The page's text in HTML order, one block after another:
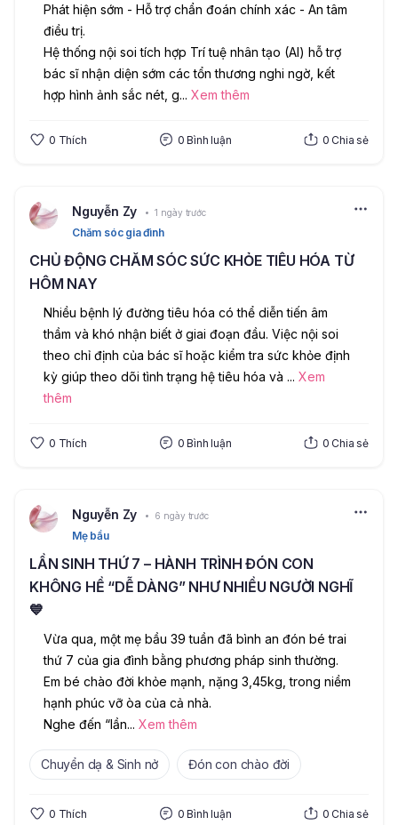
Phát hiện sớm - Hỗ trợ chẩn đoán chính xác - An tâm
điều trị.
Hệ thống nội soi tích hợp Trí tuệ nhân tạo (AI) hỗ trợ
bác sĩ nhận diện sớm các tổn thương nghi ngờ, kết
hợp hình ảnh sắc nét, g... Xem thêm
0 Thích 0 Bình luận 0 Chia sẻ
Nguyễn Zy 1 ngày trước
Chăm sóc gia đình
CHỦ ĐỘNG CHĂM SÓC SỨC KHỎE TIÊU HÓA TỪ
HÔM NAY
Nhiều bệnh lý đường tiêu hóa có thể diễn tiến âm
thầm và khó nhận biết ở giai đoạn đầu. Việc nội soi
theo chỉ định của bác sĩ hoặc kiểm tra sức khỏe định
kỳ giúp theo dõi tình trạng hệ tiêu hóa và ... Xem
thêm
0 Thích 0 Bình luận 0 Chia sẻ
Nguyễn Zy 6 ngày trước
Mẹ bầu
LẦN SINH THỨ 7 – HÀNH TRÌNH ĐÓN CON
KHÔNG HỀ “DỄ DÀNG” NHƯ NHIỀU NGƯỜI NGHĨ
💙
Vừa qua, một mẹ bầu 39 tuần đã bình an đón bé trai
thứ 7 của gia đình bằng phương pháp sinh thường.
Em bé chào đời khỏe mạnh, nặng 3,45kg, trong niềm
hạnh phúc vỡ òa của cả nhà.
Nghe đến “lần... Xem thêm
Chuyển dạ & Sinh nở Đón con chào đời
0 Thích 0 Bình luận 0 Chia sẻ